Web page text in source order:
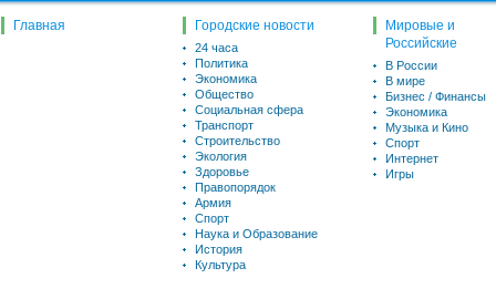
Главная Городские новости
24 часа
Политика
Экономика
Общество
Социальная сфера
Транспорт
Строительство
Экология
Здоровье
Правопорядок
Армия
Спорт
Наука и Образование
История
Культура
Мировые и
Российские
В России
В мире
Бизнес / Финансы
Экономика
Музыка и Кино
Спорт
Интернет
Игры